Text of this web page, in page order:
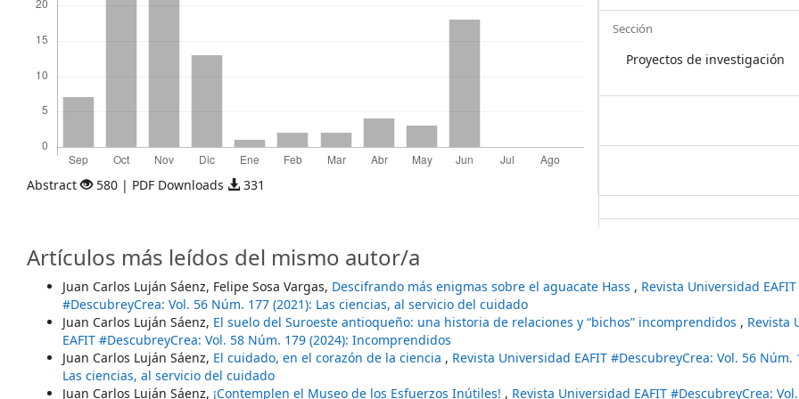
Abstract 580 | PDF Downloads 331
Sección
Proyectos de investigación
Artículos más leídos del mismo autor/a
Juan Carlos Luján Sáenz, Felipe Sosa Vargas, Descifrando más enigmas sobre el aguacate Hass , Revista Universidad EAFIT
#DescubreyCrea: Vol. 56 Núm. 177 (2021): Las ciencias, al servicio del cuidado
Juan Carlos Luján Sáenz, El suelo del Suroeste antioqueño: una historia de relaciones y “bichos” incomprendidos , Revista
EAFIT #DescubreyCrea: Vol. 58 Núm. 179 (2024): Incomprendidos
Juan Carlos Luján Sáenz, El cuidado, en el corazón de la ciencia , Revista Universidad EAFIT #DescubreyCrea: Vol. 56 Núm.
Las ciencias, al servicio del cuidado
Juan Carlos Luján Sáenz, ¡Contemplen el Museo de los Esfuerzos Inútiles! , Revista Universidad EAFIT #DescubreyCrea: